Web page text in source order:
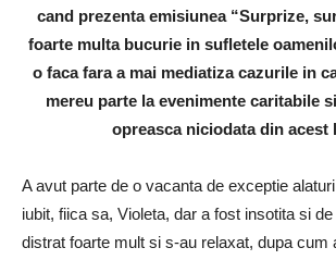
cand prezenta emisiunea “Surprize,
foarte multa bucurie in sufletele
o faca fara a mai mediatiza cazurile in
mereu parte la evenimente caritabile
opreasca niciodata din acest
A avut parte de o vacanta de exceptie
iubit, fiica sa, Violeta, dar a fost insotita si
distrat foarte mult si s-au relaxat, dupa cum